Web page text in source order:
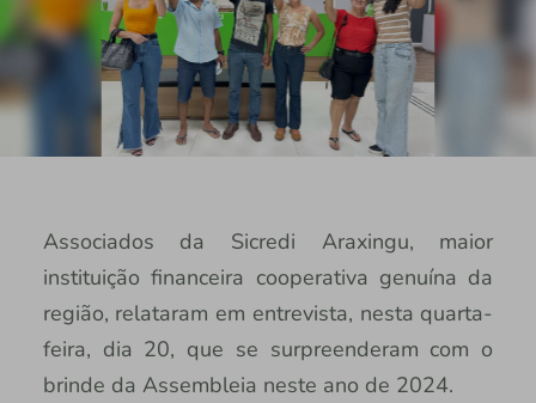
Associados da Sicredi Araxingu, maior
instituição financeira cooperativa genuína da
região, relataram em entrevista, nesta quarta-
feira, dia 20, que se surpreenderam com o
brinde da Assembleia neste ano de 2024.